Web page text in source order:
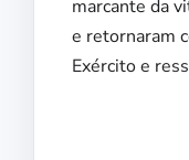
marcante da
e retornaram
Exército e